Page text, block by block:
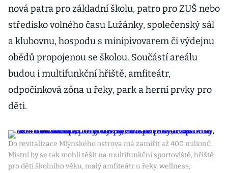
nová patra pro základní školu, patro pro ZUŠ nebo
středisko volného času Lužánky, společenský sál
a klubovnu, hospodu s minipivovarem či výdejnu
obědů propojenou se školou. Součástí areálu
budou i multifunkční hřiště, amfiteátr,
odpočinková zóna u řeky, park a herní prvky pro
děti.
Do revitalizace Mlýnského ostrova má zamířit až 400 milionů.
Místní by se tak mohli těšit na multifunkční sportoviště, hřiště
pro děti školního věku, malý amfiteátr u řeky, wellness,